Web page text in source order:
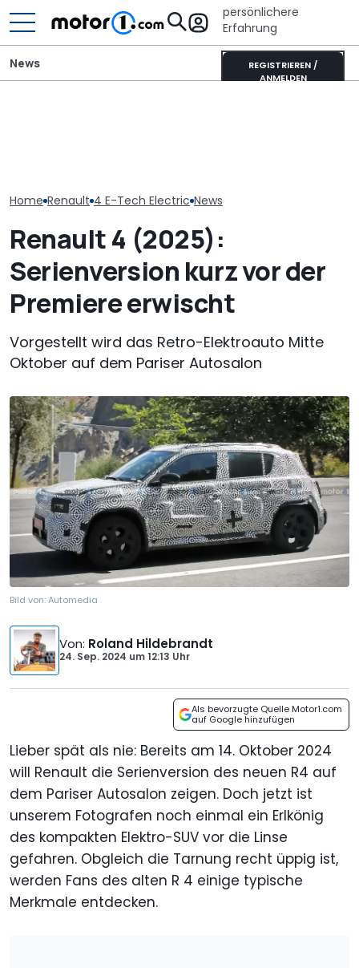
persönlichere
Erfahrung
REGISTRIEREN /
ANMELDEN
News
Home Renault 4 E-Tech Electric News
Renault 4 (2025):
Serienversion kurz vor der
Premiere erwischt
Vorgestellt wird das Retro-Elektroauto Mitte
Oktober auf dem Pariser Autosalon
Bild von:Automedia
Von: Roland Hildebrandt
24. Sep. 2024 um12:13 Uhr
Als bevorzugte Quelle Motor1.com
auf Google hinzufügen
Lieber spät als nie: Bereits am 14. Oktober 2024
will Renault die Serienversion des neuen R4 auf
dem Pariser Autosalon zeigen. Doch jetzt ist
unserem Fotografen noch einmal ein Erlkönig
des kompakten Elektro-SUV vor die Linse
gefahren. Obgleich die Tarnung recht üppig ist,
werden Fans des alten R 4 einige typische
Merkmale entdecken.